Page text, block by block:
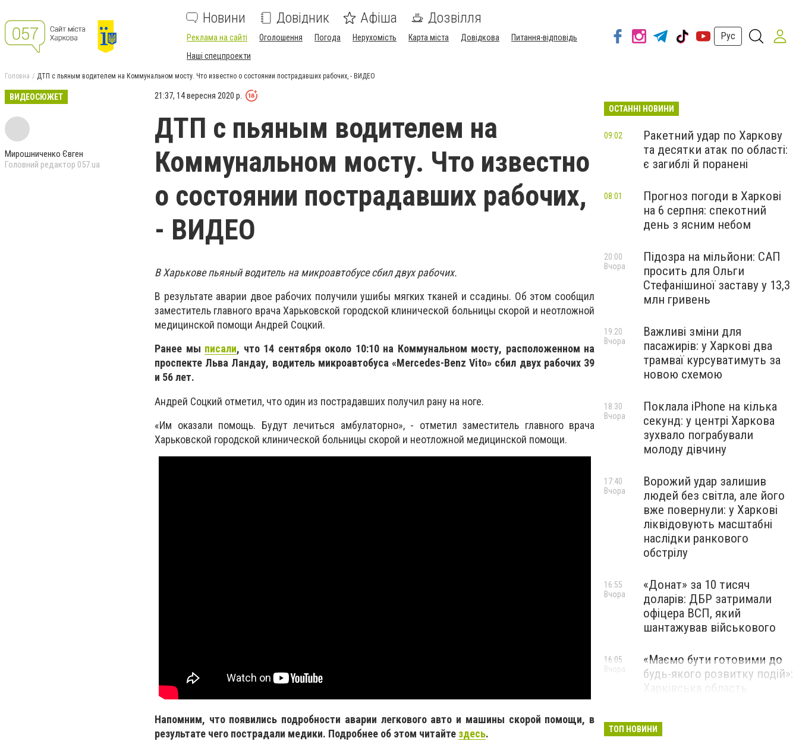
Новини Довідник Афіша Дозвілля
Реклама на сайті Оголошення Погода Нерухомість Карта міста Довідкова
Питання-відповідь
Наші спецпроекти
Рус
Головна ДТП с пьяным водителем на Коммунальном мосту. Что известно о состоянии пострадавших рабочих, - ВИДЕО
ВИДЕОСЮЖЕТ
Мирошниченко Євген
Головний редактор 057.ua
21:37, 14 вересня 2020 р.
ДТП с пьяным водителем на
Коммунальном мосту. Что известно
о состоянии пострадавших рабочих,
- ВИДЕО
В Харькове пьяный водитель на микроавтобусе сбил двух рабочих.
В результате аварии двое рабочих получили ушибы мягких тканей и ссадины. Об этом сообщил
заместитель главного врача Харьковской городской клинической больницы скорой и неотложной
медицинской помощи Андрей Соцкий.
Ранее мы писали, что 14 сентября около 10:10 на Коммунальном мосту, расположенном на
проспекте Льва Ландау, водитель микроавтобуса «Mercedes-Benz Vito» сбил двух рабочих 39
и 56 лет.
Андрей Соцкий отметил, что один из пострадавших получил рану на ноге.
«Им оказали помощь. Будут лечиться амбулаторно», - отметил заместитель главного врача
Харьковской городской клинической больницы скорой и неотложной медицинской помощи.
Напомним, что появились подробности аварии легкового авто и машины скорой помощи, в
результате чего пострадали медики. Подробнее об этом читайте здесь.
ОСТАННІ НОВИНИ
Ракетний удар по Харкову
та десятки атак по області:
є загиблі й поранені
09:02
Прогноз погоди в Харкові
на 6 серпня: спекотний
день з ясним небом
08:01
Підозра на мільйони: САП
просить для Ольги
Стефанішиної заставу у 13,3
млн гривень
20:00
Вчора
Важливі зміни для
пасажирів: у Харкові два
трамваї курсуватимуть за
новою схемою
19:20
Вчора
Поклала iPhone на кілька
секунд: у центрі Харкова
зухвало пограбували
молоду дівчину
18:30
Вчора
Ворожий удар залишив
людей без світла, але його
вже повернули: у Харкові
ліквідовують масштабні
наслідки ранкового
обстрілу
17:40
Вчора
«Донат» за 10 тисяч
доларів: ДБР затримали
офіцера ВСП, який
шантажував військового
16:55
Вчора
«Маємо бути готовими до
будь-якого розвитку подій»:
Харківська область
16:05
Вчора
ТОП НОВИНИ